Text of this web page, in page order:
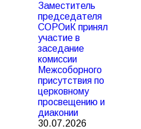
Заместитель
председателя
СОРОиК принял
участие в
заседание
комиссии
Межсоборного
присутствия по
церковному
просвещению и
диаконии
30.07.2026